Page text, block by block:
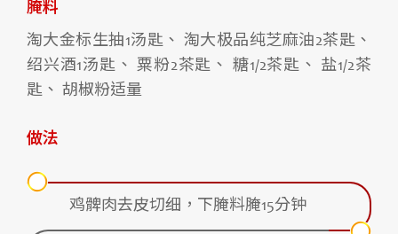
腌料
淘大金标生抽1汤匙、 淘大极品纯芝麻油2茶匙、
绍兴酒1汤匙、 粟粉2茶匙、 糖1/2茶匙、 盐1/2茶
匙、 胡椒粉适量
做法
鸡髀肉去皮切细，下腌料腌15分钟